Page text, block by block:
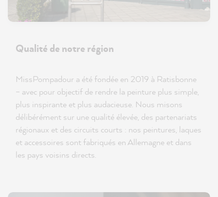
Qualité de notre région
MissPompadour a été fondée en 2019 à Ratisbonne
– avec pour objectif de rendre la peinture plus simple,
plus inspirante et plus audacieuse. Nous misons
délibérément sur une qualité élevée, des partenariats
régionaux et des circuits courts : nos peintures, laques
et accessoires sont fabriqués en Allemagne et dans
les pays voisins directs.